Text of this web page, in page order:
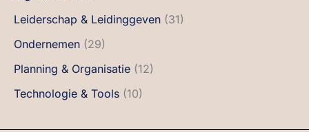
Leiderschap & Leidinggeven (31)
Ondernemen (29)
Planning & Organisatie (12)
Technologie & Tools (10)